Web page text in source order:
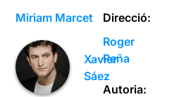
Miriam Marcet
Xavier
Sáez
Direcció:
Roger
Peña
Autoria: